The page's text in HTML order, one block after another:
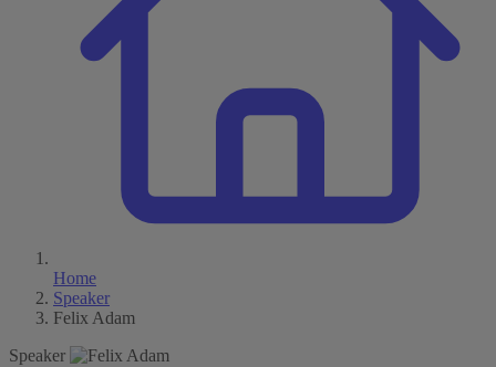
Home
Speaker
Felix Adam
Speaker